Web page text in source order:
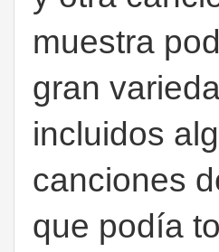
muestra
gran
incluidos
canciones
que podía